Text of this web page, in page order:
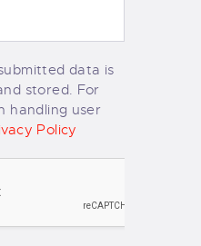
data is
stored. For
handling user
Policy